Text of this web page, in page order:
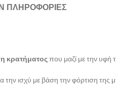
ΠΛΗΡΟΦΟΡΊΕΣ
κρατήματοςπου μαζί με την υφή
ισχύ με βάση την φόρτιση της